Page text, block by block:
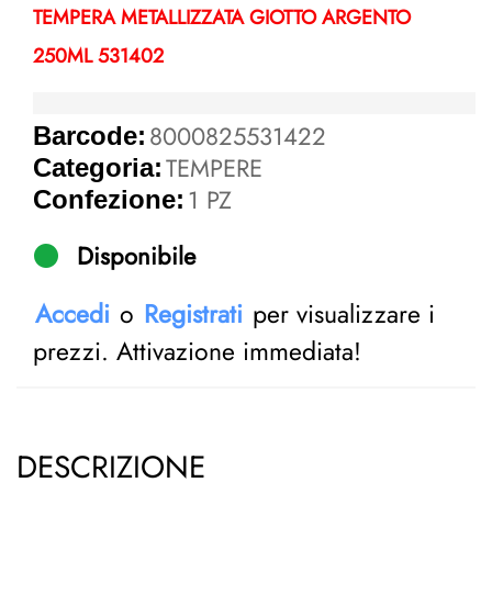
TEMPERA METALLIZZATA GIOTTO ARGENTO
250ML 531402
Barcode: 8000825531422
Categoria:TEMPERE
Confezione: 1 PZ
Disponibile
Accedi o Registrati per visualizzare i
prezzi. Attivazione immediata!
DESCRIZIONE